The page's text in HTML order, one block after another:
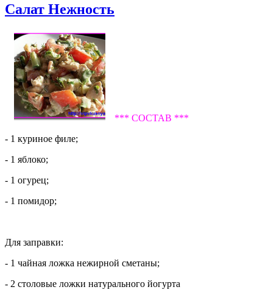
Салат Нежность
*** СОСТАВ ***
- 1 куриное филе;
- 1 яблоко;
- 1 огурец;
- 1 помидор;
Для заправки:
- 1 чайная ложка нежирной сметаны;
- 2 столовые ложки натурального йогурта